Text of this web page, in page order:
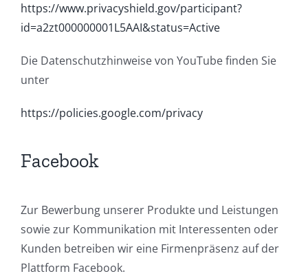
https://www.privacyshield.gov/participant?
id=a2zt000000001L5AAI&status=Active
Die Datenschutzhinweise von YouTube finden Sie
unter
https://policies.google.com/privacy
Facebook
Zur Bewerbung unserer Produkte und Leistungen
sowie zur Kommunikation mit Interessenten oder
Kunden betreiben wir eine Firmenpräsenz auf der
Plattform Facebook.